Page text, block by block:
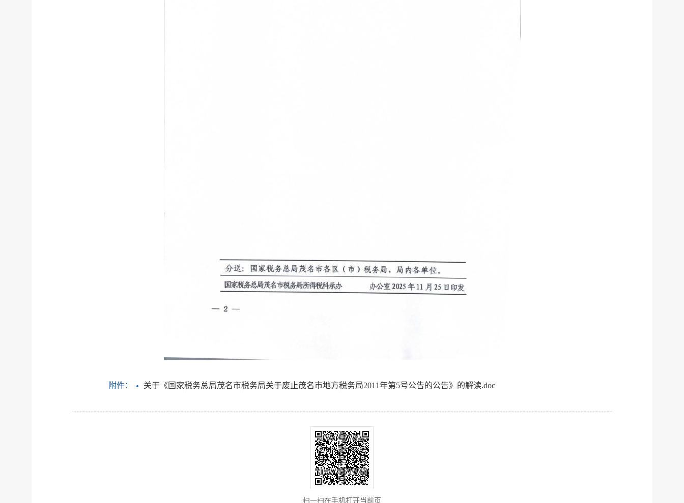
附件： 关于《国家税务总局茂名市税务局关于废止茂名市地方税务局2011年第5号公告的公告》的解读.doc
扫一扫在手机打开当前页